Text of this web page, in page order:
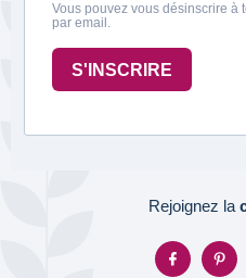
Vous pouvez vous désinscrire à
par email.
S'INSCRIRE
Rejoignez la